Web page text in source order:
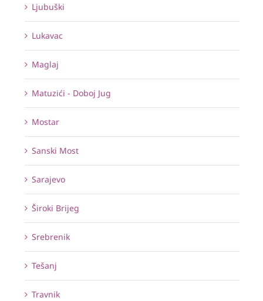
Ljubuški
Lukavac
Maglaj
Matuzići - Doboj Jug
Mostar
Sanski Most
Sarajevo
Široki Brijeg
Srebrenik
Tešanj
Travnik